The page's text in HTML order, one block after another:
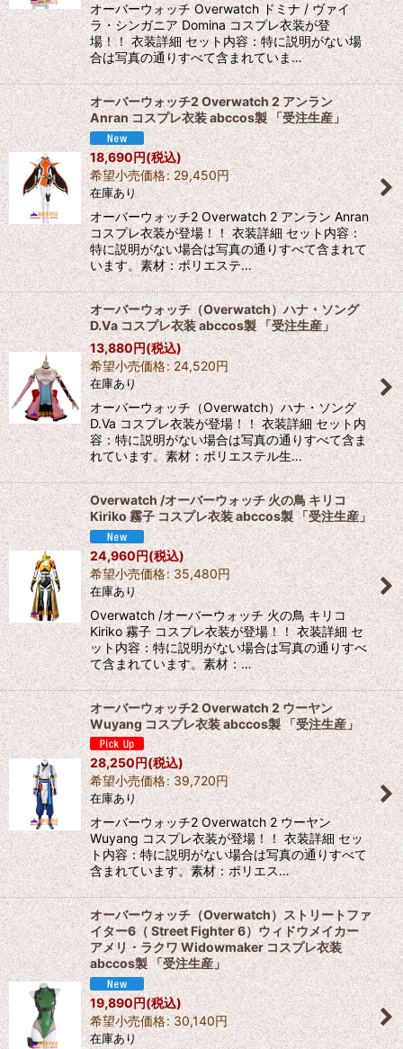
オーバーウォッチ Overwatch ドミナ / ヴァイ
ラ・シンガニア Domina コスプレ衣装が登
場！！ 衣装詳細 セット内容：特に説明がない場
合は写真の通りすべて含まれていま…
オーバーウォッチ2 Overwatch 2 アンラン
Anran コスプレ衣装 abccos製 「受注生産」
18,690円(税込)
希望小売価格: 29,450円
在庫あり
オーバーウォッチ2 Overwatch 2 アンラン Anran
コスプレ衣装が登場！！ 衣装詳細 セット内容：
特に説明がない場合は写真の通りすべて含まれて
います。素材：ポリエステ…
オーバーウォッチ（Overwatch）ハナ・ソング
D.Va コスプレ衣装 abccos製 「受注生産」
13,880円(税込)
希望小売価格: 24,520円
在庫あり
オーバーウォッチ（Overwatch）ハナ・ソング
D.Va コスプレ衣装が登場！！ 衣装詳細 セット内
容：特に説明がない場合は写真の通りすべて含ま
れています。素材：ポリエステル生…
Overwatch /オーバーウォッチ 火の鳥 キリコ
Kiriko 霧子 コスプレ衣装 abccos製 「受注生産」
24,960円(税込)
希望小売価格: 35,480円
在庫あり
Overwatch /オーバーウォッチ 火の鳥 キリコ
Kiriko 霧子 コスプレ衣装が登場！！ 衣装詳細 セ
ット内容：特に説明がない場合は写真の通りすべ
て含まれています。素材：…
オーバーウォッチ2 Overwatch 2 ウーヤン
Wuyang コスプレ衣装 abccos製 「受注生産」
28,250円(税込)
希望小売価格: 39,720円
在庫あり
オーバーウォッチ2 Overwatch 2 ウーヤン
Wuyang コスプレ衣装が登場！！ 衣装詳細 セッ
ト内容：特に説明がない場合は写真の通りすべて
含まれています。素材：ポリエス…
オーバーウォッチ（Overwatch）ストリートファ
イター6（ Street Fighter 6）ウィドウメイカー
アメリ・ラクワ Widowmaker コスプレ衣装
abccos製 「受注生産」
19,890円(税込)
希望小売価格: 30,140円
在庫あり